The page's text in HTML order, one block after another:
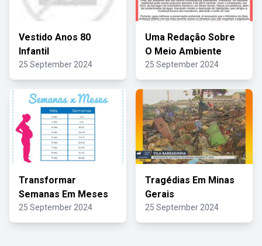
Vestido Anos 80
Infantil
25 September 2024
Uma Redação Sobre
O Meio Ambiente
25 September 2024
Transformar
Semanas Em Meses
25 September 2024
Tragédias Em Minas
Gerais
25 September 2024